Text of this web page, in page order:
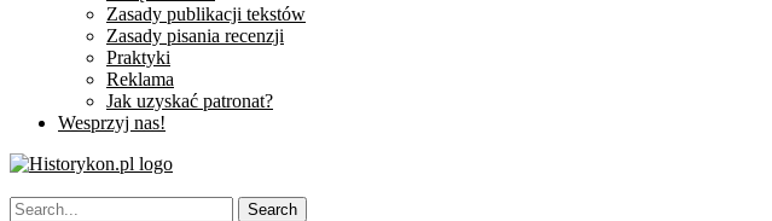
Zasady publikacji tekstów
Zasady pisania recenzji
Praktyki
Reklama
Jak uzyskać patronat?
Wesprzyj nas!